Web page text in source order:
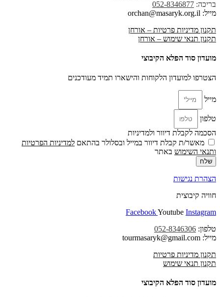
בריכה: 052-8346877
מייל: orchan@masaryk.org.il
תקנון מדיניות פרטיות – אורחן
תקנון תנאי שימוש – אורחן
מועדון סוד הפלא הקיבוצי
הצטרפו למועדון הלקוחות והישארו תמיד מעודכנים
מייל
טלפון
הסכמה לקבלת דיוור ולמדיניות
מאשר/ת קבלת דיוור במייל ובסלולר בהתאם למדיניות הפרטיות
ותנאי השימוש באתר
שלח
הצהרת נגישות
חוויה קיבוצית
FacebookYoutube Instagram
טלפון: 052-8346306
מייל: tourmasaryk@gmail.com
תקנון מדיניות פרטיות
תקנון תנאי שימוש
מועדון סוד הפלא הקיבוצי